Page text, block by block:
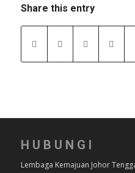
Share this entry
HUBUNGI
Lembaga Kemajuan Johor